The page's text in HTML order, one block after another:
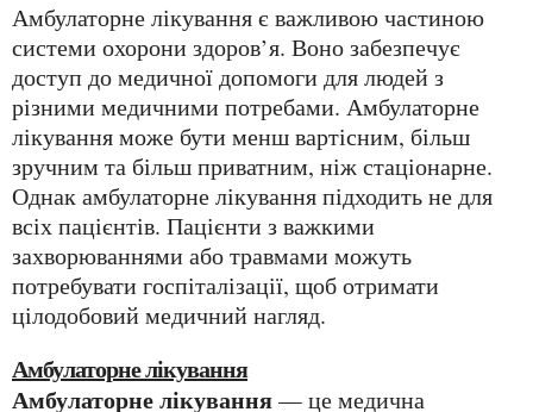
Амбулаторне лікування є важливою частиною
системи охорони здоров’я. Воно забезпечує
доступ до медичної допомоги для людей з
різними медичними потребами. Амбулаторне
лікування може бути менш вартісним, більш
зручним та більш приватним, ніж стаціонарне.
Однак амбулаторне лікування підходить не для
всіх пацієнтів. Пацієнти з важкими
захворюваннями або травмами можуть
потребувати госпіталізації, щоб отримати
цілодобовий медичний нагляд.
Амбулаторне лікування
Амбулаторне лікування— це медична